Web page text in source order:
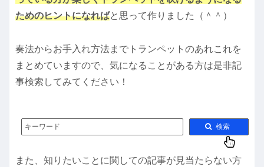
ためのヒントになればと思って作りました（＾＾）
奏法からお手入れ方法までトランペットのあれこれを
まとめていますので、気になることがある方は是非記
事検索してみてください！
キーワード 検索
また、知りたいことに関しての記事が見当たらない方